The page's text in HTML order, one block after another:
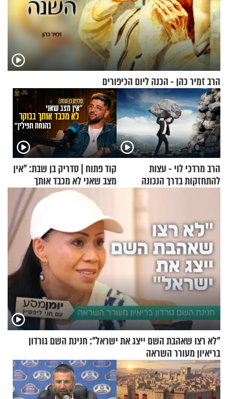
הרב זמיר כהן - הכנה ליום הכיפורים
הרב מרדכי לוי - עצות
להתחזקות בדרך הנכונה
קוד פתוח | סדריק בן שבת: "אין
מצב שאני לא מכבד אותך
בבוקר בהנחת תפילין"
"לא רצו שאהבת השם ייצג את ישראל": חנינת השם גורדון
בריאיון מעורר השראה